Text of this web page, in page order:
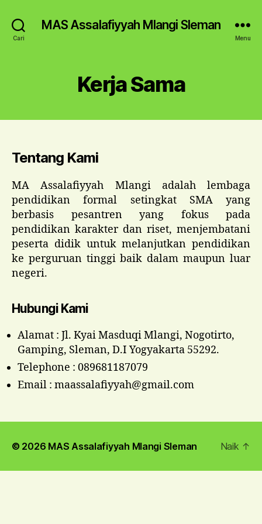
Cari
MAS Assalafiyyah Mlangi Sleman
Menu
Kerja Sama
Tentang Kami
MA Assalafiyyah Mlangi adalah lembaga
pendidikan formal setingkat SMA yang
berbasis pesantren yang fokus pada
pendidikan karakter dan riset, menjembatani
peserta didik untuk melanjutkan pendidikan
ke perguruan tinggi baik dalam maupun luar
negeri.
Hubungi Kami
Alamat : Jl. Kyai Masduqi Mlangi, Nogotirto,
Gamping, Sleman, D.I Yogyakarta 55292.
Telephone : 089681187079
Email : maassalafiyyah@gmail.com
© 2026 MAS Assalafiyyah Mlangi Sleman Naik ↑